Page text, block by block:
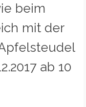
beim
mit der
ab 10